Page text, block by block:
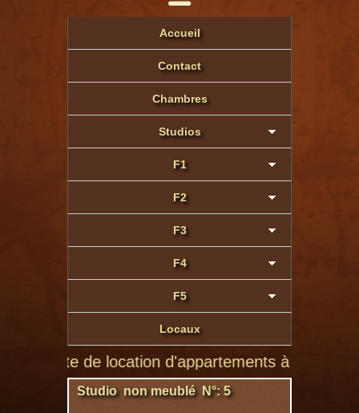
Accueil
Contact
Chambres
Studios
F1
F2
F3
F4
F5
Locaux
de location d'appartements à Montluçon de
Studio non meublé N°: 5